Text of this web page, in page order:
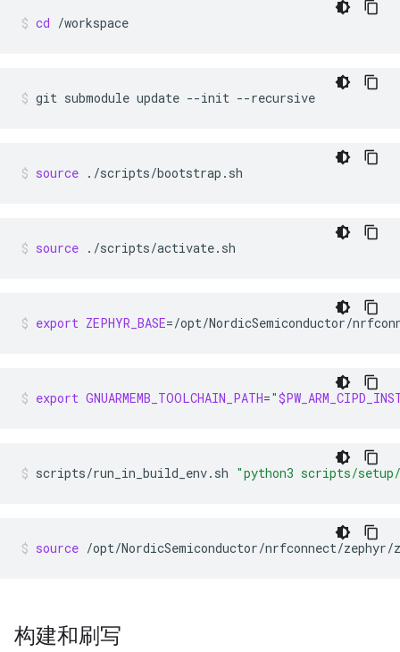
cd /workspace
git submodule update --init --recursive
source ./scripts/bootstrap.sh
source ./scripts/activate.sh
export ZEPHYR_BASE=/opt/NordicSemiconductor/
export GNUARMEMB_TOOLCHAIN_PATH="
scripts/run_in_build_env.sh "python3 scripts/
source /opt/NordicSemiconductor/nrfconnect/zephyr/
构建和刷写